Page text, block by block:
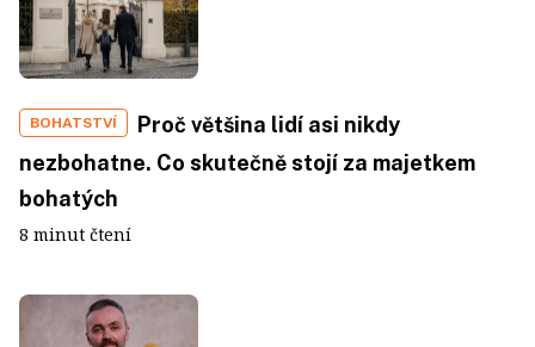
BOHATSTVÍ
Proč většina lidí asi nikdy
nezbohatne. Co skutečně stojí za majetkem
bohatých
8 minut čtení